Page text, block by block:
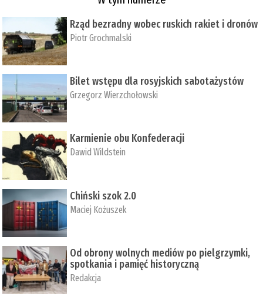
Rząd bezradny wobec ruskich rakiet i dronów
Piotr Grochmalski
Bilet wstępu dla rosyjskich sabotażystów
Grzegorz Wierzchołowski
Karmienie obu Konfederacji
Dawid Wildstein
Chiński szok 2.0
Maciej Kożuszek
Od obrony wolnych mediów po pielgrzymki,
spotkania i pamięć historyczną
Redakcja